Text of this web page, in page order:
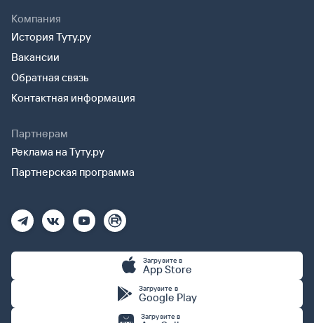
Компания
История Туту.ру
Вакансии
Обратная связь
Контактная информация
Партнерам
Реклама на Туту.ру
Партнерская программа
Загрузите в
App Store
Загрузите в
Google Play
Загрузите в